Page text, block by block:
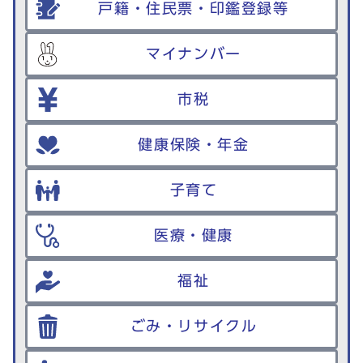
戸籍・住民票・印鑑登録等
マイナンバー
市税
健康保険・年金
子育て
医療・健康
福祉
ごみ・リサイクル